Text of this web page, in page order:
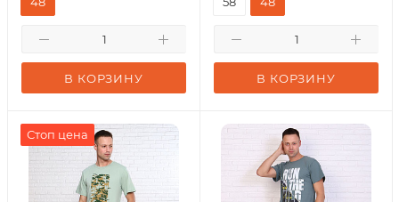
В КОРЗИНУ В КОРЗИНУ
Стоп цена